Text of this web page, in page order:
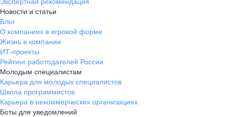
Новости и статьи
Блог
О компаниях в игровой форме
Жизнь в компании
ИТ-проекты
Рейтинг работодателей России
Молодым специалистам
Карьера для молодых специалистов
Школа программистов
Карьера в некоммерческих организациях
Боты для уведомлений